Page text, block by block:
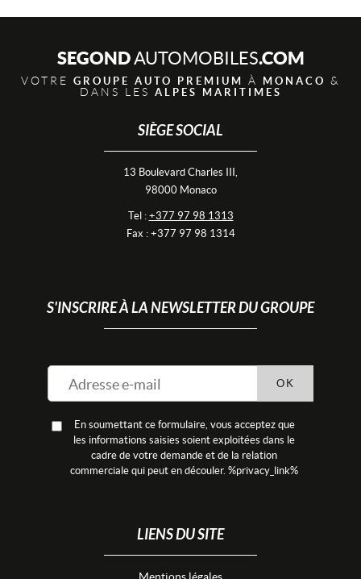
SEGONDAUTOMOBILES.COM
VOTRE GROUPE AUTO PREMIUM À MONACO &
DANS LES ALPES MARITIMES
SIÈGE SOCIAL
13 Boulevard Charles III,
98000 Monaco
Tel : +377 97 98 1313
Fax : +377 97 98 1314
S'INSCRIRE À LA NEWSLETTER DU GROUPE
En soumettant ce formulaire, vous acceptez que
les informations saisies soient exploitées dans le
cadre de votre demande et de la relation
commerciale qui peut en découler. %privacy_link%
OK
LIENS DU SITE